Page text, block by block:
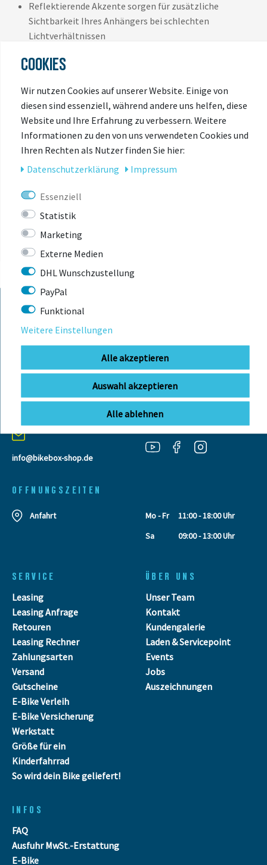
Reflektierende Akzente sorgen für zusätzliche
Sichtbarkeit Ihres Anhängers bei schlechten
Lichtverhältnissen
Inklusive Aufbewahrungstasche
KONTAKT
BIKEBOX GmbH
Stuttgarter Str. 72 78628 Rottweil-
Neufra
info@bikebox-shop.de
0741 206770-00
Telefonzeiten:
Mo-Fr: 09:00 - 12:00 Uhr
OFFNUNGSZEITEN
Anfahrt Mo - Fr
11:00 - 18:00 Uhr
Sa
09:00 - 13:00 Uhr
SERVICE
Leasing
Leasing Anfrage
Retouren
Leasing Rechner
Zahlungsarten
Versand
Gutscheine
E-Bike Verleih
E-Bike Versicherung
Werkstatt
Größe für ein
Kinderfahrrad
So wird dein Bike geliefert!
ÜBER UNS
Unser Team
Kontakt
Kundengalerie
Laden & Servicepoint
Events
Jobs
Auszeichnungen
INFOS
FAQ
Ausfuhr MwSt.-Erstattung
E-Bike
COOKIES
Wir nutzen Cookies auf unserer Website. Einige von
diesen sind essenziell, während andere uns helfen, diese
Website und Ihre Erfahrung zu verbessern. Weitere
Informationen zu den von uns verwendeten Cookies und
Ihren Rechten als Nutzer finden Sie hier:
Daten­schutz­erklärung
Impressum
Essenziell
Statistik
Marketing
Externe Medien
DHL Wunschzustellung
PayPal
Funktional
Weitere Einstellungen
Alle akzeptieren
Auswahl akzeptieren
Alle ablehnen